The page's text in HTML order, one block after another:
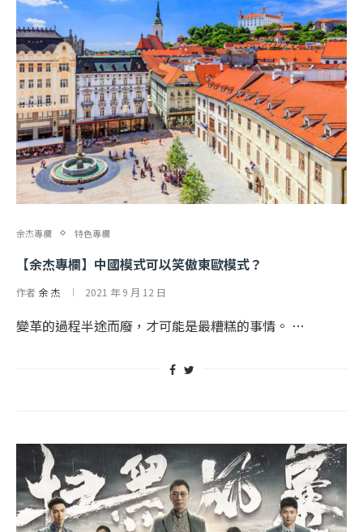
余杰專欄 特色專欄
【余杰專欄】中國模式可以笑傲東歐模式？
作者 余 杰 2021 年 9 月 12 日
變革的過程半途而廢，才可能是最糟糕的事情。 …